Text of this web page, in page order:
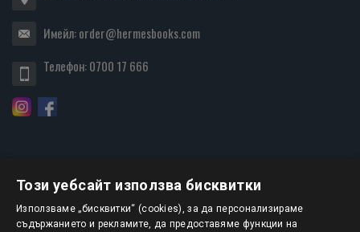
Имейл:order@hermesbooks.com
Телефон:0700 17 666
БЮЛЕТИН
Този уебсайт използва бисквитки
Използваме „бисквитки“ (cookies), за да персонализираме
съдържанието и рекламите, да предоставяме функции на